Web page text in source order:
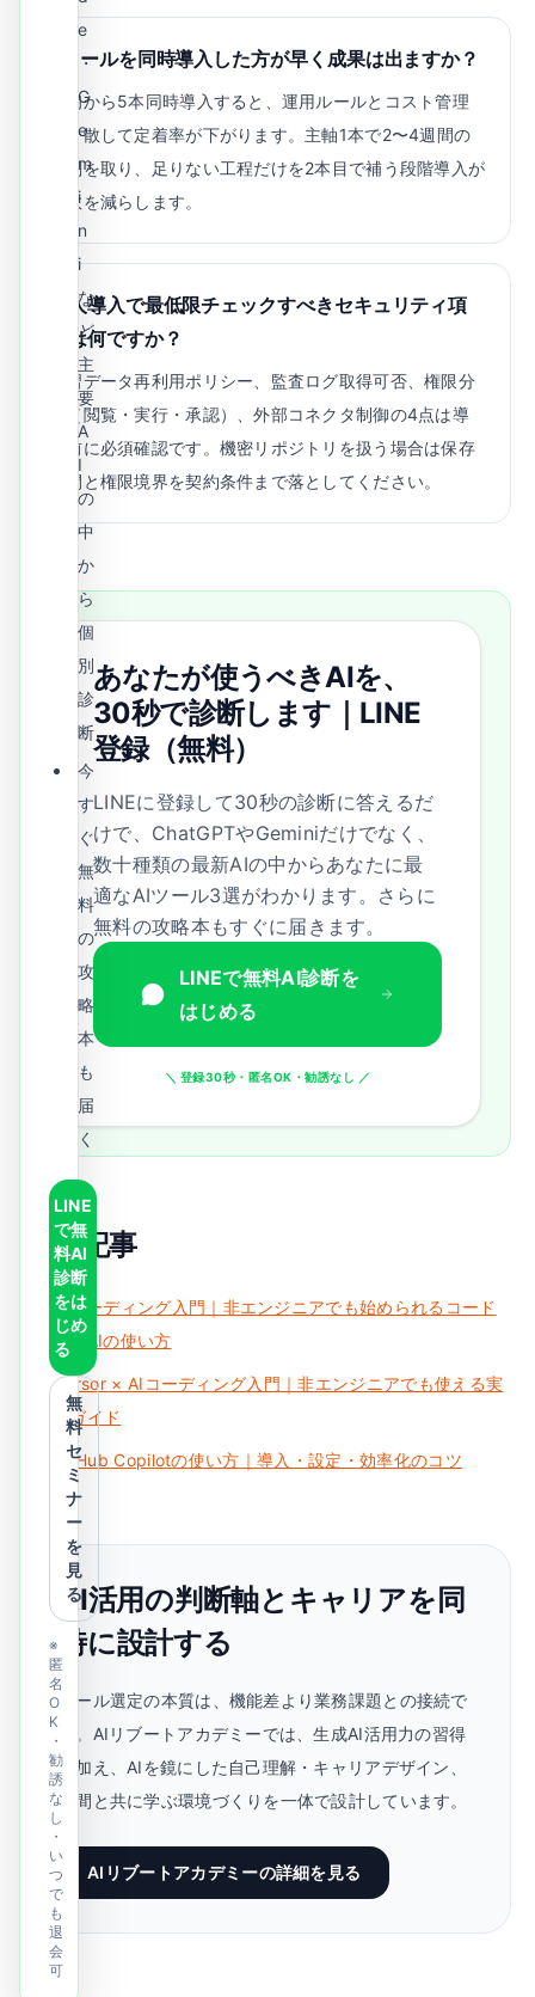
5ツールを同時導入した方が早く成果は出ますか？
最初から5本同時導入すると、運用ルールとコスト管理
が分散して定着率が下がります。主軸1本で2〜4週間の
実測を取り、足りない工程だけを2本目で補う段階導入が
失敗を減らします。
法人導入で最低限チェックすべきセキュリティ項
目は何ですか？
学習データ再利用ポリシー、監査ログ取得可否、権限分
離（閲覧・実行・承認）、外部コネクタ制御の4点は導
入前に必須確認です。機密リポジトリを扱う場合は保存
期間と権限境界を契約条件まで落としてください。
あなたが使うべきAIを、
30秒で診断します｜LINE
登録（無料）
LINEに登録して30秒の診断に答えるだ
けで、ChatGPTやGeminiだけでなく、
数十種類の最新AIの中からあなたに最
適なAIツール3選がわかります。さらに
無料の攻略本もすぐに届きます。
LINEで無料AI診断を
はじめる
＼ 登録30秒・匿名OK・勧誘なし ／
関連記事
AIコーディング入門｜非エンジニアでも始められるコード
生成AIの使い方
Cursor × AIコーディング入門｜非エンジニアでも使える実
践ガイド
GitHub Copilotの使い方｜導入・設定・効率化のコツ
AI活用の判断軸とキャリアを同
時に設計する
ツール選定の本質は、機能差より業務課題との接続で
す。AIリブートアカデミーでは、生成AI活用力の習得
に加え、AIを鏡にした自己理解・キャリアデザイン、
仲間と共に学ぶ環境づくりを一体で設計しています。
AIリブートアカデミーの詳細を見る
e
・
G
e
m
i
n
i
な
ど
主
要
A
I
の
中
か
ら
個
別
診
断
今
す
ぐ
無
料
の
攻
略
本
も
届
く
LINE
で無
料AI
診断
をは
じめ
る
無
料
セ
ミ
ナ
ー
を
見
る
※
匿
名
O
K
・
勧
誘
な
し
・
い
つ
で
も
退
会
可